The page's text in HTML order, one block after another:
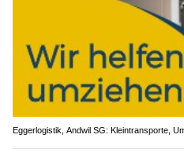
Eggerlogistik, Andwil SG: Kleintransporte,